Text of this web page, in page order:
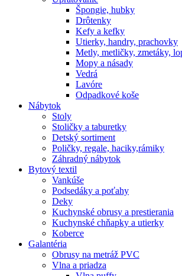
Špongie, hubky
Drôtenky
Kefy a kefky
Utierky, handry, prachovky
Metly, metličky, zmetáky,
Mopy a násady
Vedrá
Lavóre
Odpadkové koše
Nábytok
Stoly
Stoličky a taburetky
Detský sortiment
Poličky, regale, haciky,rámiky
Záhradný nábytok
Bytový textil
Vankúše
Podsedáky a poťahy
Deky
Kuchynské obrusy a prestierania
Kuchynské chňapky a utierky
Koberce
Galantéria
Obrusy na metráž PVC
Vlna a priadza